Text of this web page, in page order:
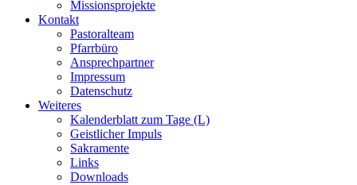
Missionsprojekte
Kontakt
Pastoralteam
Pfarrbüro
Ansprechpartner
Impressum
Datenschutz
Weiteres
Kalenderblatt zum Tage (L)
Geistlicher Impuls
Sakramente
Links
Downloads